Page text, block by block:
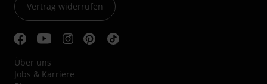
Vertrag widerrufen
Über uns
Jobs & Karriere